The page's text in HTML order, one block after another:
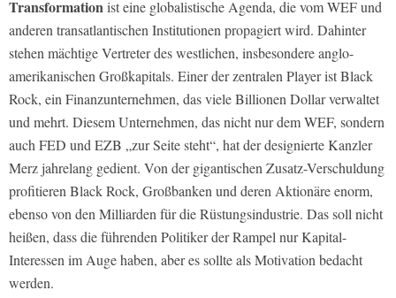
Transformationist eine globalistische Agenda, die vom WEF und
anderen transatlantischen Institutionen propagiert wird. Dahinter
stehen mächtige Vertreter des westlichen, insbesondere anglo-
amerikanischen Großkapitals. Einer der zentralen Player ist Black
Rock, ein Finanzunternehmen, das viele Billionen Dollar verwaltet
und mehrt. Diesem Unternehmen, das nicht nur dem WEF, sondern
auch FED und EZB „zur Seite steht“, hat der designierte Kanzler
Merz jahrelang gedient. Von der gigantischen Zusatz-Verschuldung
profitieren Black Rock, Großbanken und deren Aktionäre enorm,
ebenso von den Milliarden für die Rüstungsindustrie. Das soll nicht
heißen, dass die führenden Politiker der Rampel nur Kapital-
Interessen im Auge haben, aber es sollte als Motivation bedacht
werden.